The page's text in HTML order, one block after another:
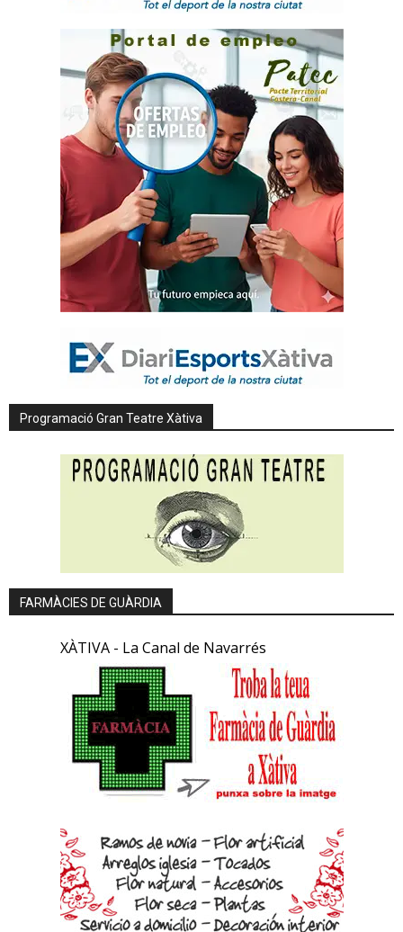
Programació Gran Teatre Xàtiva
FARMÀCIES DE GUÀRDIA
XÀTIVA - La Canal de Navarrés